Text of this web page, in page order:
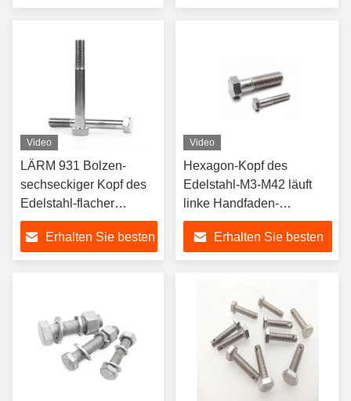
Bolzenmutter-
Video
LÄRM 931 Bolzen-
sechseckiger Kopf des
Edelstahl-flacher
Haupthexen-Bolzen-
DIN931Erhalten Sie besten
Video
Hexagon-Kopf des
Edelstahl-M3-M42 läuft
linke Handfaden-
Schrauben weg
Erhalten Sie besten